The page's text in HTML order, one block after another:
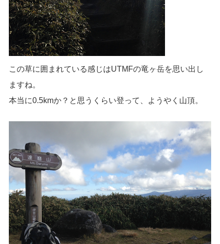
この草に囲まれている感じはUTMFの竜ヶ岳を思い出し
ますね。
本当に0.5kmか？と思うくらい登って、ようやく山頂。